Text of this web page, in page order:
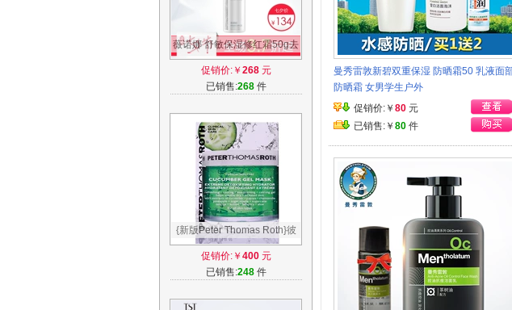
薇诺娜 舒敏保湿修红霜50g去
改善角质层修护增厚泛红敏感
肌肤血丝
促销价:￥ 268元
已销售:268件
{新版Peter Thomas Roth}彼
得罗夫PTR 小黄瓜面膜150ml
青瓜面膜
促销价:￥ 400元
已销售:248件
曼秀雷敦新碧双重保湿 防晒霜50 乳液面
防晒霜 女男学生户外
促销价:￥ 80 元
已销售:￥ 80 件